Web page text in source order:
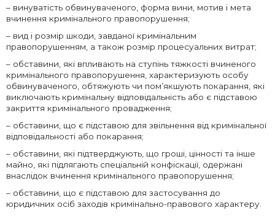
– винуватість обвинуваченого, форма вини, мотив і мета
вчинення кримінального правопорушення;
– вид і розмір шкоди, завданої кримінальним
правопорушенням, а також розмір процесуальних витрат;
– обставини, які впливають на ступінь тяжкості вчиненого
кримінального правопорушення, характеризують особу
обвинуваченого, обтяжують чи пом’якшують покарання, які
виключають кримінальну відповідальність або є підставою
закриття кримінального провадження;
– обставини, що є підставою для звільнення від кримінальної
відповідальності або покарання;
– обставини, які підтверджують, що гроші, цінності та інше
майно, які підлягають спеціальній конфіскації, одержані
внаслідок вчинення кримінального правопорушення;
– обставини, що є підставою для застосування до
юридичних осіб заходів кримінально-правового характеру.